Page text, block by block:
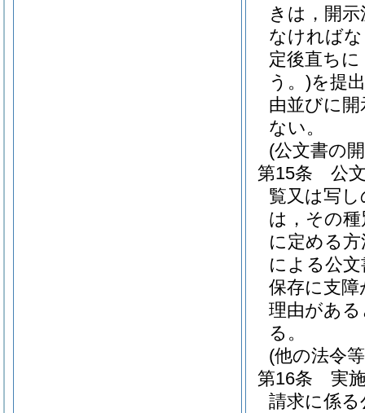
きは，開
なければ
定後直ち
う。)を提
由並びに
ない。
(公文書の
第15条
公
覧又は写
は，その
に定める
による公
保存に支
理由があ
る。
(他の法令
第16条
実
請求に係る